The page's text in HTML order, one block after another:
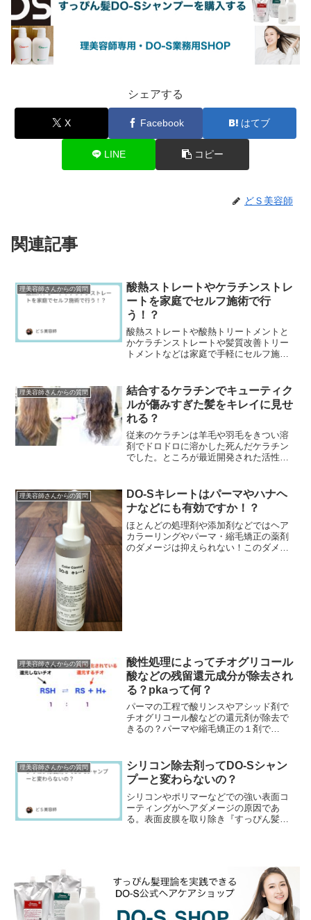
シェアする
X Facebook はてブ
LINE コピー
どＳ美容師
関連記事
理美容師さんからの質問
酸熱ストレートやケラチンストレ
ートを家庭でセルフ施術で行
う！？
酸熱ストレートや酸熱トリートメントと
かケラチンストレートや髪質改善トリー
トメントなどは家庭で手軽にセルフ施術
髪の毛を傷める事もな...
理美容師さんからの質問
結合するケラチンでキューティク
ルが傷みすぎた髪をキレイに見せ
れる？
従来のケラチンは羊毛や羽毛をきつい溶
剤でドロドロに溶かした死んだケラチン
でした。ところが最近開発された活性ケ
ンに非常に類似した生...
理美容師さんからの質問
DO-Sキレートはパーマやハナヘ
ナなどにも有効ですか！？
ほとんどの処理剤や添加剤などではヘア
カラーリングやパーマ・縮毛矯正の薬剤
のダメージは抑えられない！このダメー
理美容師さんからの質問
酸性処理によってチオグリコール
酸などの残留還元成分が除去され
る？pkaって何？
パーマの工程で酸リンスやアシッド剤で
チオグリコール酸などの還元剤が除去で
きるの？パーマや縮毛矯正の１剤で
ャンプー台で中間水洗...
理美容師さんからの質問
シリコン除去剤ってDO-Sシャン
プーと変わらないの？
シリコンやポリマーなどでの強い表面コ
ーティングがヘアダメージの原因であ
る。表面皮膜を取り除き『すっぴん髪』